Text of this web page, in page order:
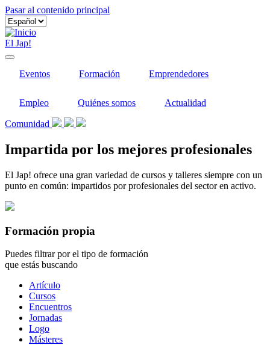
Pasar al contenido principal
El Jap!
Eventos Formación Emprendedores
Empleo Quiénes somos Actualidad
Comunidad
Impartida por los mejores profesionales
El Jap! ofrece una gran variedad de cursos y talleres siempre con un
punto en común: impartidos por profesionales del sector en activo.
Formación propia
Puedes filtrar por el tipo de formación
que estás buscando
Tipo
contenido
Artículo
Cursos
Encuentros
Jornadas
Logo
Másteres